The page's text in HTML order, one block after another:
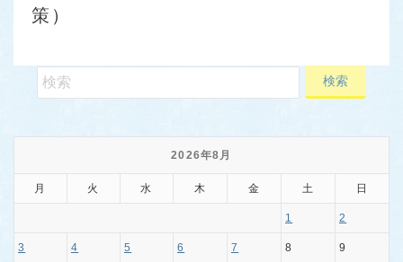
策）
2026年8月
月 火 水 木 金 土 日
1 2
3 4 5 6 7 8 9